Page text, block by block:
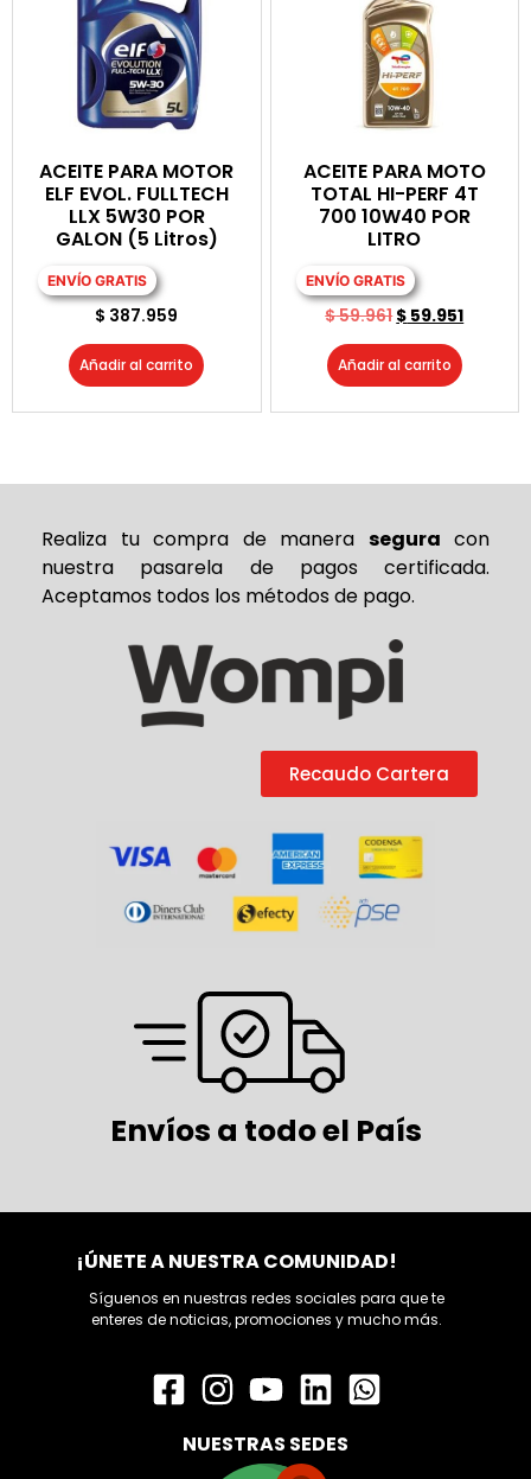
ACEITE PARA MOTOR
ELF EVOL. FULLTECH
LLX 5W30 POR
GALON (5 Litros)
ENVÍO GRATIS
$ 387.959
Añadir al carrito
ACEITE PARA MOTO
TOTAL HI-PERF 4T
700 10W40 POR
LITRO
ENVÍO GRATIS
$59.961$ 59.951
Añadir al carrito
Realiza tu compra de manera segura con
nuestra pasarela de pagos certificada.
Aceptamos todos los métodos de pago.
Recaudo Cartera
Envíos a todo el País
¡ÚNETE A NUESTRA COMUNIDAD!
Síguenos en nuestras redes sociales para que te
enteres de noticias, promociones y mucho más.
NUESTRAS SEDES